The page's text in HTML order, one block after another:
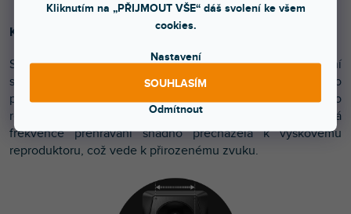
Kliknutím na „PŘIJMOUT VŠE“ dáš svolení ke všem
cookies.
Nastavení
Odmítnout
SOUHLASÍM
Konstantní směrovost
Středofrekvenční a vysokofrekvenční zvuky mají konstantní
směrovost, která také vytváří široký a jednotný prostor pro
poslech vaší hudby. Tvar klaksonu a hrana basového
reproduktoru jsou speciálně navrženy tak, aby plochá
frekvence přehrávání snadno přecházela k výškovému
reproduktoru, což vede k přirozenému zvuku.